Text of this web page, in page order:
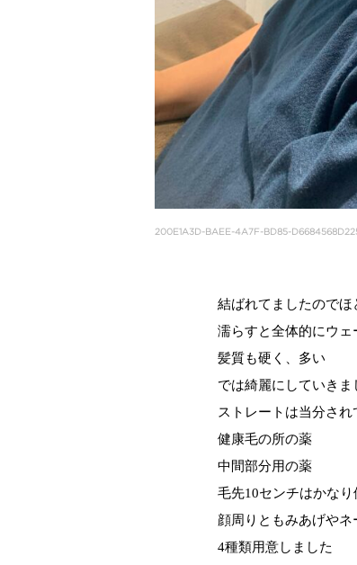
200E1A3D-BAEE-4A7F-BD85-
結ばれてましたのでほ
濡らすと全体的にウェ
髪質も硬く、多い
では綺麗にしていきま
ストレートは当分さ
健康毛の所の薬
中間部分用の薬
毛先10センチはかな
顔周りともみあげや
4種類用意しました